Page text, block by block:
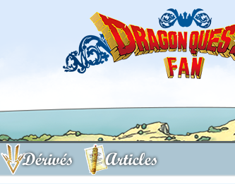
Dérivés Articles